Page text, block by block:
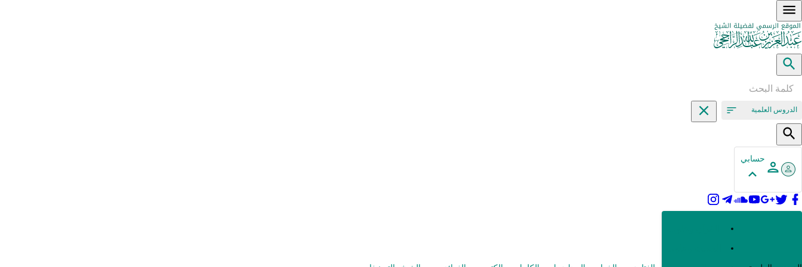
الدروس العلمية
حسابي